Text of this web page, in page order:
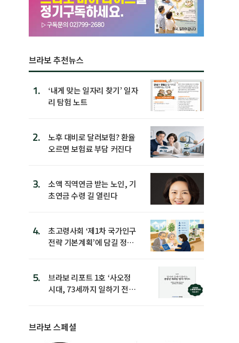
브라보 추천뉴스
1.
‘내게 맞는 일자리 찾기’ 일자
리 탐험 노트
2.
노후 대비로 달러보험? 환율
오르면 보험료 부담 커진다
3.
소액 직역연금 받는 노인, 기
초연금 수령 길 열린다
4.
초고령사회 ‘제1차 국가인구
전략 기본계획’에 담길 정책
5.
브라보 리포트 1호 ‘사오정
시대, 73세까지 일하기 전략’
브라보 스페셜